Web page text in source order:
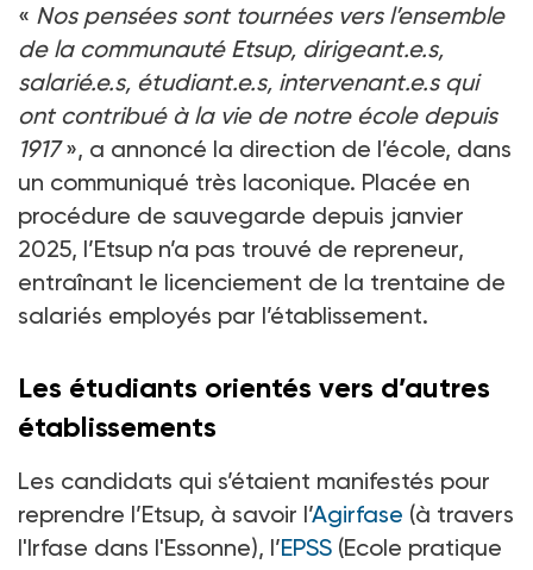
« Nos pensées sont tournées vers l’ensemble
de la communauté Etsup, dirigeant.e.s,
salarié.e.s, étudiant.e.s, intervenant.e.s qui
ont contribué à la vie de notre école depuis
1917 », a annoncé la direction de l’école, dans
un communiqué très laconique. Placée en
procédure de sauvegarde depuis janvier
2025, l’Etsup n’a pas trouvé de repreneur,
entraînant le licenciement de la trentaine de
salariés employés par l’établissement.
Les étudiants orientés vers d’autres
établissements
Les candidats qui s’étaient manifestés pour
reprendre l’Etsup, à savoir l’Agirfase (à travers
l'Irfase dans l'Essonne), l’EPSS (Ecole pratique